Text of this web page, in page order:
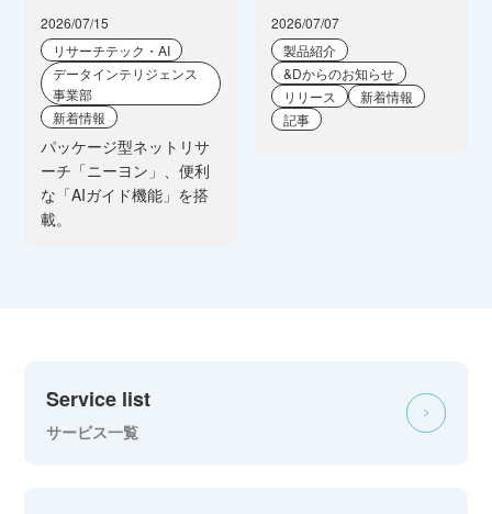
2026/07/15
リサーチテック・AI
データインテリジェンス
事業部
新着情報
パッケージ型ネットリサ
ーチ「ニーヨン」、便利
な「AIガイド機能」を搭
載。
2026/07/07
製品紹介
&Dからのお知らせ
リリース
新着情報
記事
Service list
サービス一覧